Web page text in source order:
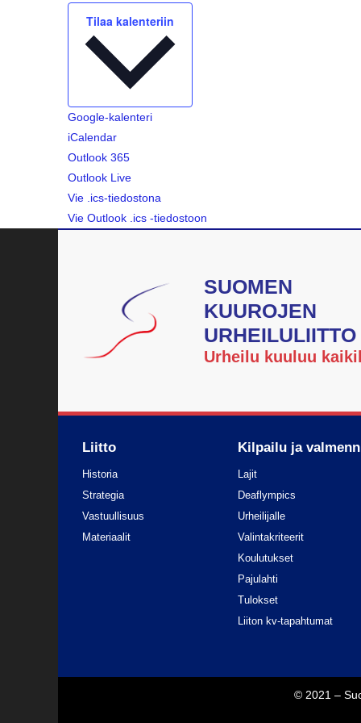
a
t
u
m
t
Tilaa kalenteriin
Google-kalenteri
iCalendar
Outlook 365
Outlook Live
Vie .ics-tiedostona
Vie Outlook .ics -tiedostoon
SUOMEN
KUUROJEN
URHEILULIITTO
Urheilu kuuluu
Liitto
Historia
Strategia
Vastuullisuus
Materiaalit
Kilpailu ja
Lajit
Deaflympics
Urheilijalle
Valintakriteerit
Koulutukset
Pajulahti
Tulokset
Liiton kv-tapahtumat
© 2021 –